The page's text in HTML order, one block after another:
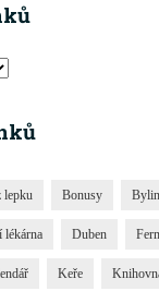
lepku Bonusy
lékárna Duben
Keře